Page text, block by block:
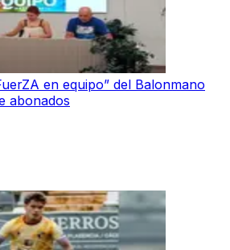
en equipo” del Balonmano
abonados